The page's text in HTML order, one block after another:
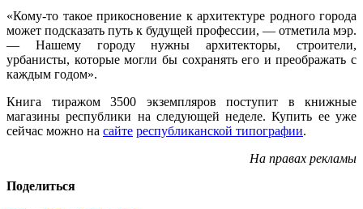
«Кому-то такое прикосновение к архитектуре родного города
может подсказать путь к будущей профессии, — отметила мэр.
— Нашему городу нужны архитекторы, строители,
урбанисты, которые могли бы сохранять его и преображать с
каждым годом».
Книга тиражом 3500 экземпляров поступит в книжные
магазины республики на следующей неделе. Купить ее уже
сейчас можно на сайте республиканской типографии.
На правах рекламы
Поделиться